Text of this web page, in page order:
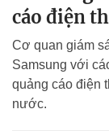
cáo điện
Cơ quan giám
Samsung với
quảng cáo điện
nước.